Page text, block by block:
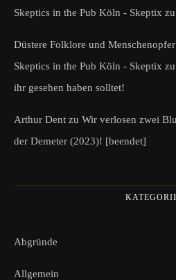
Skeptics in the Pub Köln - Skeptix zu
Düstere Folklore und
Skeptics in the Pub Köln - Skeptix zu
ihr gesehen haben solltet!
Arthur Dent zu Wir verlosen zwei
der Demeter (2023)! [beendet]
Abgründe
Allgemein